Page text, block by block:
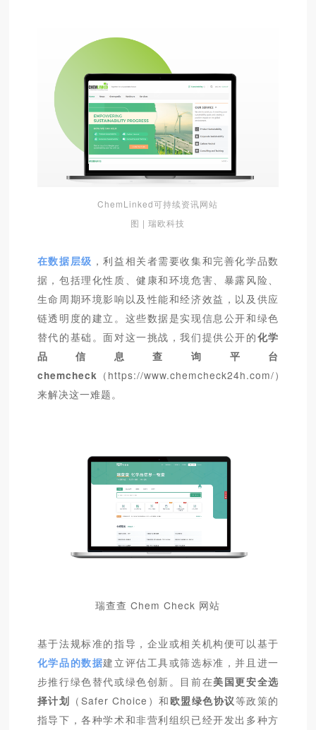
ChemLinked可持续资讯网站
图 | 瑞欧科技
在数据层级 ，利益相关者需要收集和完善化学品数
据，包括理化性质、健康和环境危害、暴露风险、
生命周期环境影响以及性能和经济效益，以及供应
链透明度的建立。这些数据是实现信息公开和绿色
替代的基础。面对这一挑战，我们提供公开的化学
品信息查询平台
chemcheck （ https://www.chemcheck24h.com/）
来解决这一难题。
瑞查查 Chem Check 网站
基于法规标准的指导，企业或相关机构便可以基于
化学品的数据建立评估工具或筛选标准，并且进一
步推行绿色替代或绿色创新。目前在美国更安全选
择计划 （Safer Choice）和 欧盟绿色协议等政策的
指导下，各种学术和非营利组织已经开发出多种方